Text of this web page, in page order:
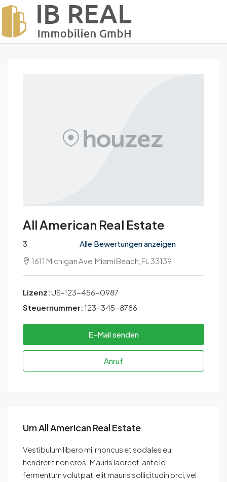
All American Real Estate
3
Alle Bewertungen anzeigen
1611 Michigan Ave, Miami Beach, FL 33139
Lizenz: US-123-456-0987
Steuernummer: 123-345-8786
E-Mail senden
Anruf
Um All American Real Estate
Vestibulum libero mi, rhoncus et sodales eu,
hendrerit non eros. Mauris laoreet, ante id
fermentum volutpat, elit mauris sollicitudin orci, vel